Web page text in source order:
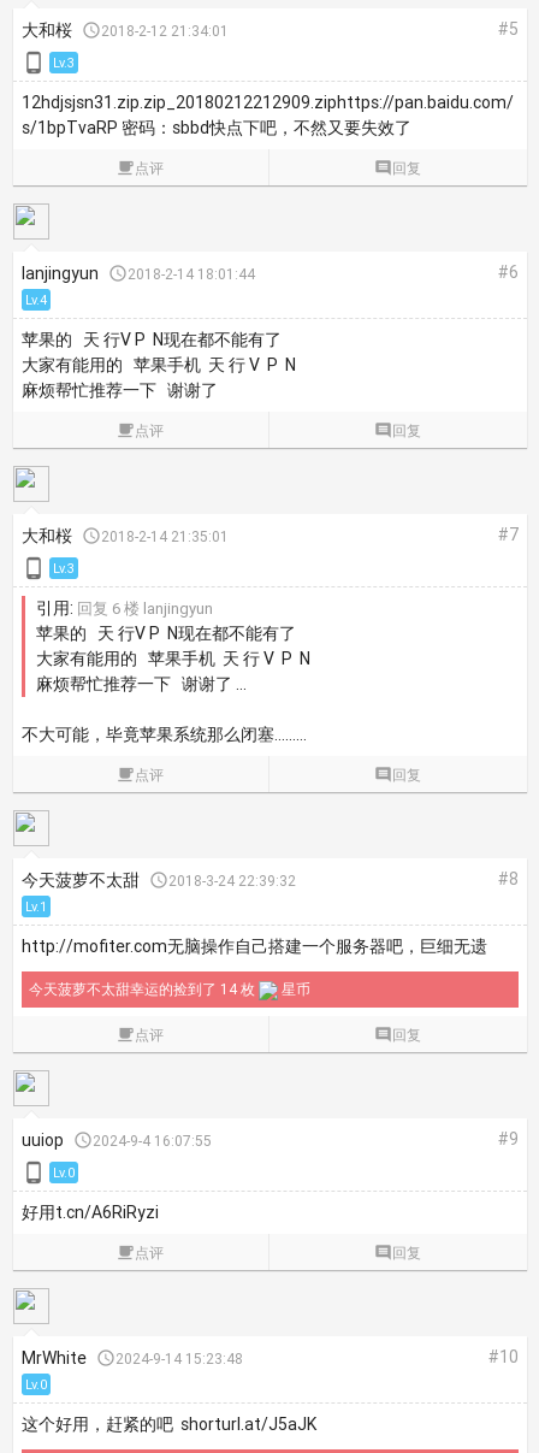
大和桜 2018-2-12 21:34:01 #5
 Lv.3
12hdjsjsn31.zip.zip_20180212212909.ziphttps://pan.baidu.com/
s/1bpTvaRP 密码：sbbd快点下吧，不然又要失效了
点评  回复
lanjingyun 2018-2-14 18:01:44 #6
Lv.4
苹果的 天 行V P N现在都不能有了
大家有能用的 苹果手机 天 行 V P N
麻烦帮忙推荐一下 谢谢了
点评  回复
大和桜 2018-2-14 21:35:01 #7
 Lv.3
引用: 回复 6 楼 lanjingyun
苹果的 天 行V P N现在都不能有了
大家有能用的 苹果手机 天 行 V P N
麻烦帮忙推荐一下 谢谢了 ...
不大可能，毕竟苹果系统那么闭塞………
点评  回复
今天菠萝不太甜 2018-3-24 22:39:32 #8
Lv.1
http://mofiter.com无脑操作自己搭建一个服务器吧，巨细无遗
今天菠萝不太甜幸运的捡到了 14 枚 星币
点评  回复
uuiop 2024-9-4 16:07:55 #9
 Lv.0
好用t.cn/A6RiRyzi
点评  回复
MrWhite 2024-9-14 15:23:48 #10
Lv.0
这个好用，赶紧的吧 shorturl.at/J5aJK